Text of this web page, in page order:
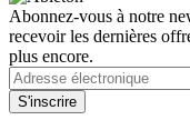
Abonnez-vous à notre
recevoir les dernières
plus encore.